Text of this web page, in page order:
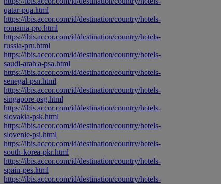
qatar-pqa.html
https://ibis.accor.com/id/destination/country/hotels-
romania-pro.html
https://ibis.accor.com/id/destination/country/hotels-
russia-pru.html
https://ibis.accor.com/id/destination/country/hotels-
saudi-arabia-psa.html
https://ibis.accor.com/id/destination/country/hotels-
senegal-psn.html
https://ibis.accor.com/id/destination/country/hotels-
singapore-psg.html
https://ibis.accor.com/id/destination/country/hotels-
slovakia-psk.html
https://ibis.accor.com/id/destination/country/hotels-
slovenie-psi.html
https://ibis.accor.com/id/destination/country/hotels-
south-korea-pkr.html
https://ibis.accor.com/id/destination/country/hotels-
spain-pes.html
https://ibis.accor.com/id/destination/country/hotels-